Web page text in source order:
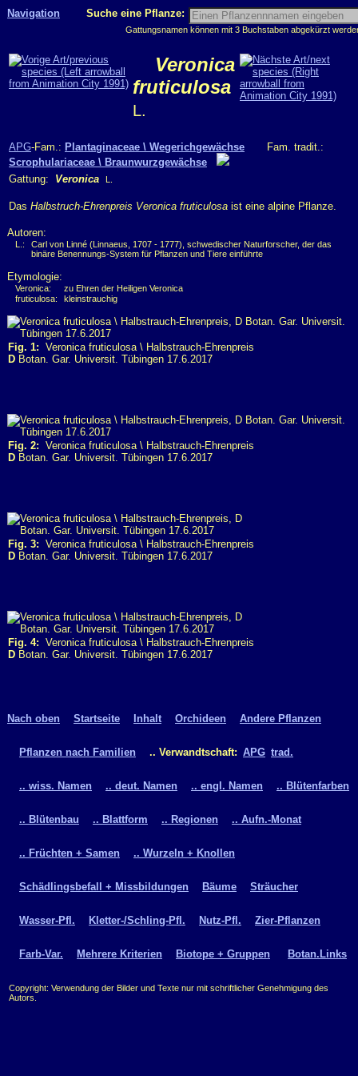
Navigation Suche eine Pflanze:
Gattungsnamen können mit 3 Buchstaben abgekürzt
Veronica
fruticulosa
L.
APG-Fam.: Plantaginaceae \ Wegerichgewächse Fam. tradit.:
Scrophulariaceae \ Braunwurzgewächse
Gattung: Veronica L.
Das Halbstruch-Ehrenpreis Veronica fruticulosa ist eine alpine Pflanze.
Autoren:
L.:
Carl von Linné (Linnaeus, 1707 - 1777), schwedischer Naturforscher, der das
binäre Benennungs-System für Pflanzen und Tiere einführte
Etymologie:
Veronica:
zu Ehren der Heiligen Veronica
fruticulosa:
kleinstrauchig
Fig. 1: Veronica fruticulosa \ Halbstrauch-Ehrenpreis
D Botan. Gar. Universit. Tübingen 17.6.2017
Fig. 2: Veronica fruticulosa \ Halbstrauch-Ehrenpreis
D Botan. Gar. Universit. Tübingen 17.6.2017
Fig. 3: Veronica fruticulosa \ Halbstrauch-Ehrenpreis
D Botan. Gar. Universit. Tübingen 17.6.2017
Fig. 4: Veronica fruticulosa \ Halbstrauch-Ehrenpreis
D Botan. Gar. Universit. Tübingen 17.6.2017
Nach oben Startseite Inhalt Orchideen Andere Pflanzen
Pflanzen nach Familien .. Verwandtschaft: APG trad.
.. wiss. Namen .. deut. Namen .. engl. Namen .. Blütenfarben
.. Blütenbau .. Blattform .. Regionen .. Aufn.-Monat
.. Früchten + Samen .. Wurzeln + Knollen
Schädlingsbefall + Missbildungen Bäume Sträucher
Wasser-Pfl. Kletter-/Schling-Pfl. Nutz-Pfl. Zier-Pflanzen
Farb-Var. Mehrere Kriterien Biotope + Gruppen Botan.Links
Copyright: Verwendung der Bilder und Texte nur mit schriftlicher Genehmigung des
Autors.